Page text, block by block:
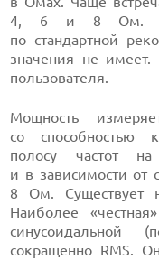
4, 6 и 8 Ом. В
по стандартной
значения не
пользователя.
Мощность
со способностью
полосу частот
и в зависимости от
8 Ом. Существует
Наиболее
синусоидальной
сокращенно RMS.